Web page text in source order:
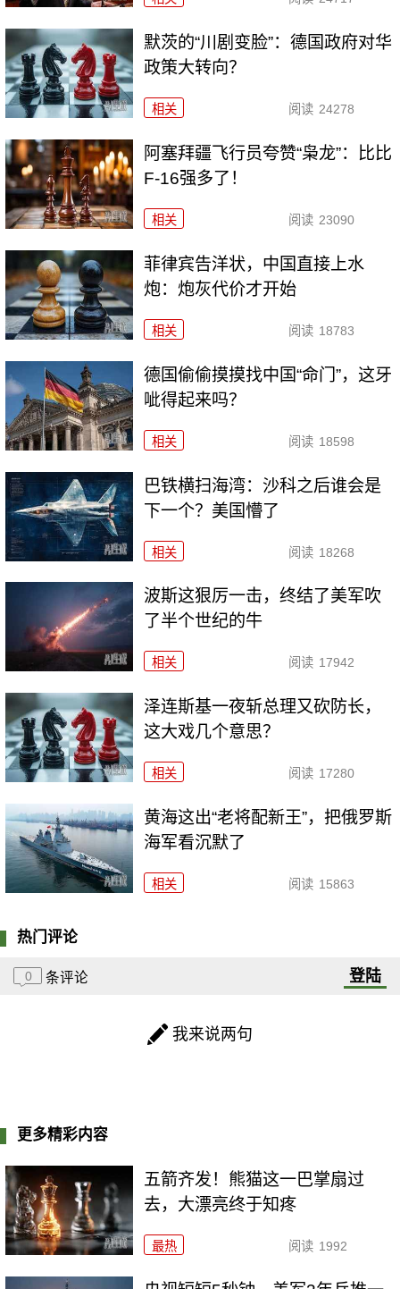
默茨的“川剧变脸”：德国政府对华
政策大转向？
相关 阅读 24278
阿塞拜疆飞行员夸赞“枭龙”：比比
F-16强多了！
相关 阅读 23090
菲律宾告洋状，中国直接上水
炮：炮灰代价才开始
相关 阅读 18783
德国偷偷摸摸找中国“命门”，这牙
呲得起来吗？
相关 阅读 18598
巴铁横扫海湾：沙科之后谁会是
下一个？美国懵了
相关 阅读 18268
波斯这狠厉一击，终结了美军吹
了半个世纪的牛
相关 阅读 17942
泽连斯基一夜斩总理又砍防长，
这大戏几个意思？
相关 阅读 17280
黄海这出“老将配新王”，把俄罗斯
海军看沉默了
相关 阅读 15863
热门评论
0 条评论 登陆
我来说两句
更多精彩内容
五箭齐发！熊猫这一巴掌扇过
去，大漂亮终于知疼
最热 阅读 1992